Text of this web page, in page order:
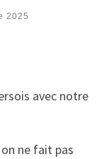
2025
avec notre
ne fait pas